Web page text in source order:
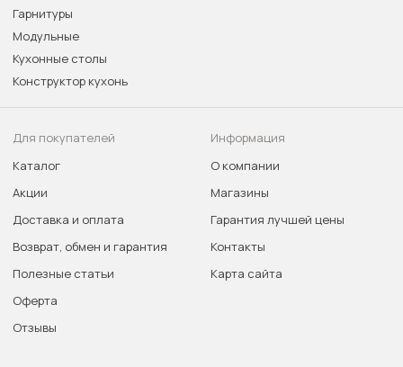
Гарнитуры
Модульные
Кухонные столы
Конструктор кухонь
Для покупателей
Каталог
Акции
Доставка и оплата
Возврат, обмен и гарантия
Полезные статьи
Оферта
Отзывы
Информация
О компании
Магазины
Гарантия лучшей цены
Контакты
Карта сайта